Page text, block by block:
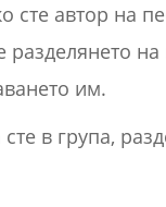
сте автор на
разделянето
им.
в група,